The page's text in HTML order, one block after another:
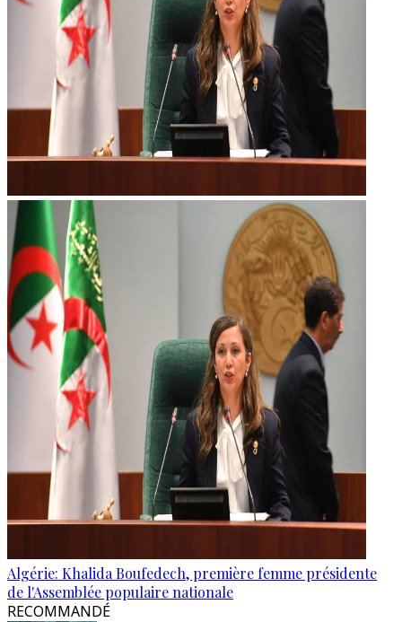
Algérie: Khalida Boufedech, première femme présidente
de l'Assemblée populaire nationale
RECOMMANDÉ